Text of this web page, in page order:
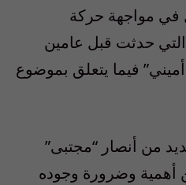
في مواجهة حركة
التي حدثت قبل عامين
فيما يتعلق بموضوع
من أنصار “مجتبى”
أهمية وضرورة وجوده